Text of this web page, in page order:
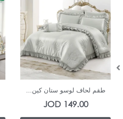
In Stock
طقم لحاف لوسو ستان كين...
149.00
JOD